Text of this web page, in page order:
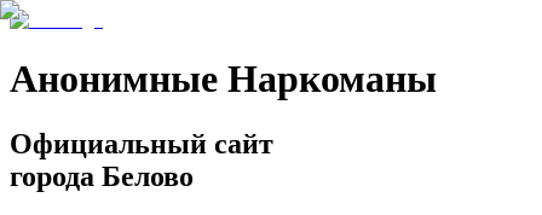
Анонимные Наркоманы
Официальный сайт
города Белово